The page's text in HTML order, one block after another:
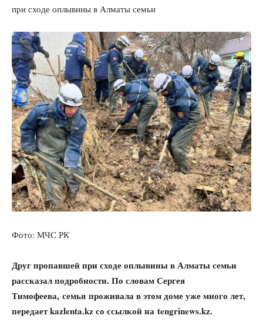
при сходе оплывины в Алматы семьи
Фото: МЧС РК
Друг пропавшей при сходе оплывины в Алматы семьи
рассказал подробности. По словам Сергея
Тимофеева, семья проживала в этом доме уже много лет,
передаетkazlenta.kzсо ссылкой на tengrinews.kz.